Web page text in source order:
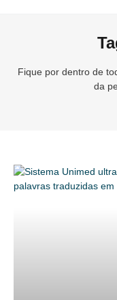
Fique por dentro de
da